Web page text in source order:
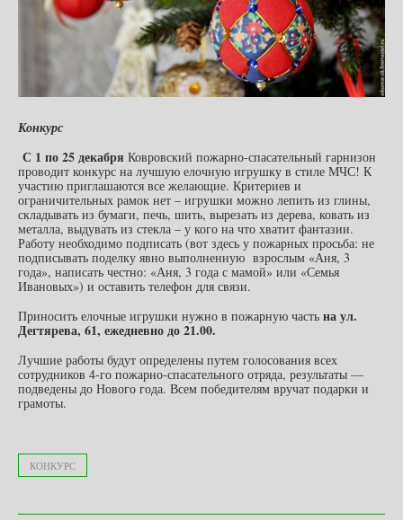
Конкурс
С 1 по 25 декабря Ковровский пожарно-спасательный гарнизон
проводит конкурс на лучшую елочную игрушку в стиле МЧС! К
участию приглашаются все желающие. Критериев и
ограничительных рамок нет – игрушки можно лепить из глины,
складывать из бумаги, печь, шить, вырезать из дерева, ковать из
металла, выдувать из стекла – у кого на что хватит фантазии.
Работу необходимо подписать (вот здесь у пожарных просьба: не
подписывать поделку явно выполненную взрослым «Аня, 3
года», написать честно: «Аня, 3 года с мамой» или «Семья
Ивановых») и оставить телефон для связи.
Приносить елочные игрушки нужно в пожарную часть на ул.
Дегтярева, 61, ежедневно до 21.00.
Лучшие работы будут определены путем голосования всех
сотрудников 4-го пожарно-спасательного отряда, результаты —
подведены до Нового года. Всем победителям вручат подарки и
грамоты.
КОНКУРС